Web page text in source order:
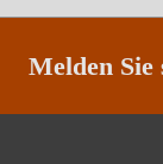
Melden